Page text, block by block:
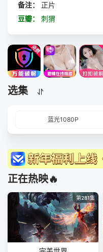
备注：
正片
豆瓣：
刺猬
选集
蓝光1080P
正在热映🔥
第281集